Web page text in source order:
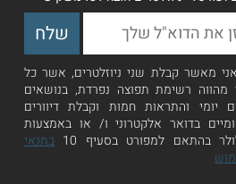
אני מאשר קבלת שני ניוזלטרים, אשר כל
מהווה רשימת תפוצה נפרדת, בנושאים
יומי והתראות חמות וקבלת דיוורים
בדואר אלקטרוני ו/ או באמצעות
בהתאם למפורט בסעיף 10
בתנאי